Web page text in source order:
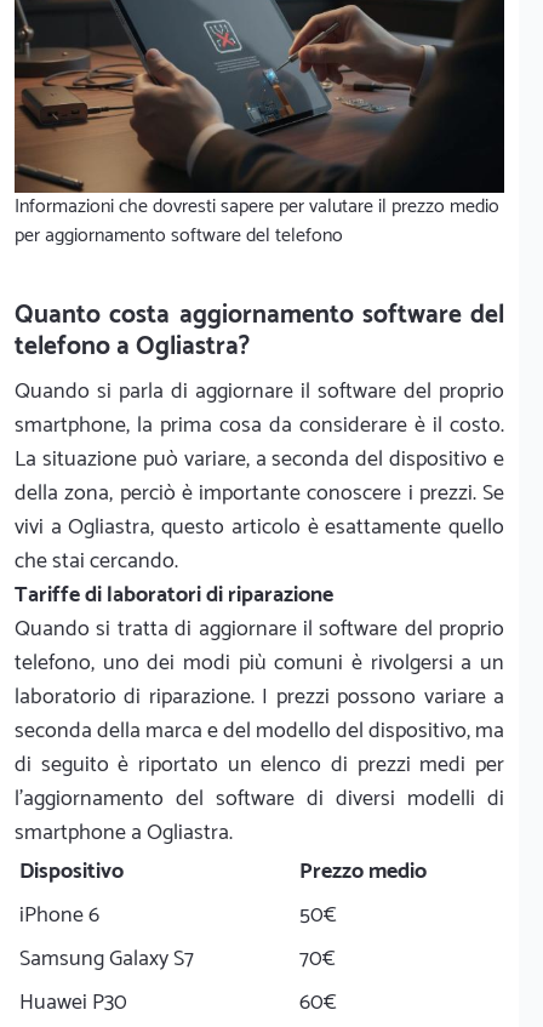
Informazioni che dovresti sapere per valutare il prezzo medio
per aggiornamento software del telefono
Quanto costa aggiornamento software del
telefono a Ogliastra?
Quando si parla di aggiornare il software del proprio
smartphone, la prima cosa da considerare è il costo.
La situazione può variare, a seconda del dispositivo e
della zona, perciò è importante conoscere i prezzi. Se
vivi a Ogliastra, questo articolo è esattamente quello
che stai cercando.
Tariffe di laboratori di riparazione
Quando si tratta di aggiornare il software del proprio
telefono, uno dei modi più comuni è rivolgersi a un
laboratorio di riparazione. I prezzi possono variare a
seconda della marca e del modello del dispositivo, ma
di seguito è riportato un elenco di prezzi medi per
l'aggiornamento del software di diversi modelli di
smartphone a Ogliastra.
Dispositivo
Prezzo medio
iPhone 6
50€
Samsung Galaxy S7
70€
Huawei P30
60€